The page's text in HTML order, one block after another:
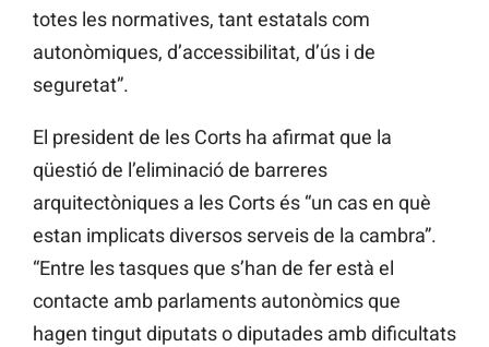
totes les normatives, tant estatals com
autonòmiques, d’accessibilitat, d’ús i de
seguretat”.
El president de les Corts ha afirmat que la
qüestió de l’eliminació de barreres
arquitectòniques a les Corts és “un casen què
estan implicats diversos serveis de la cambra”.
“Entre les tasques que s’han de fer està el
contacte amb parlaments autonòmics que
hagen tingut diputats o diputades amb dificultats